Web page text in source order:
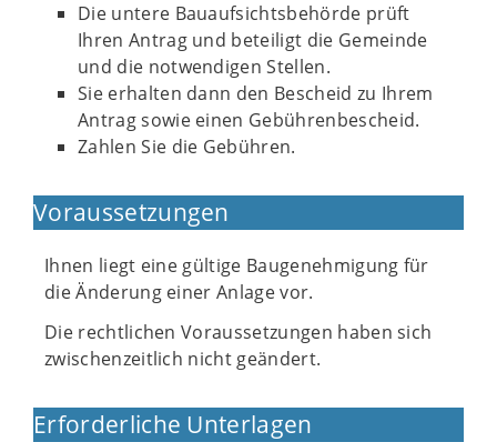
Die untere Bauaufsichtsbehörde prüft
Ihren Antrag und beteiligt die Gemeinde
und die notwendigen Stellen.
Sie erhalten dann den Bescheid zu Ihrem
Antrag sowie einen Gebührenbescheid.
Zahlen Sie die Gebühren.
Voraussetzungen
Ihnen liegt eine gültige Baugenehmigung für
die Änderung einer Anlage vor.
Die rechtlichen Voraussetzungen haben sich
zwischenzeitlich nicht geändert.
Erforderliche Unterlagen